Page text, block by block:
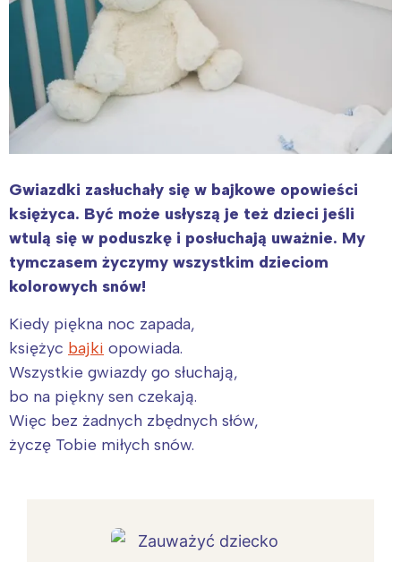
Gwiazdki zasłuchały się w bajkowe opowieści
księżyca. Być może usłyszą je też dzieci jeśli
wtulą się w poduszkę i posłuchają uważnie. My
tymczasem życzymy wszystkim dzieciom
kolorowych snów!
Kiedy piękna noc zapada,
księżyc bajki opowiada.
Wszystkie gwiazdy go słuchają,
bo na piękny sen czekają.
Więc bez żadnych zbędnych słów,
życzę Tobie miłych snów.